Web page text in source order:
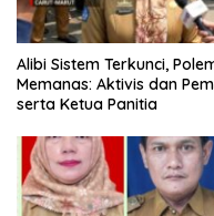
Alibi Sistem Terkunci,
Memanas: Aktivis dan
serta Ketua Panitia